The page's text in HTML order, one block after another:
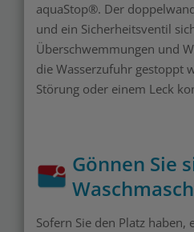
aquaStop®. Der
und ein Sicherheitsventil
Überschwemmungen und
die Wasserzufuhr gestoppt
Störung oder einem Leck
Gönnen Sie
Sofern Sie den Platz haben,